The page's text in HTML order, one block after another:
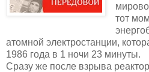
тот
атомной электростанции,
1986 года в 1 ночи 23 минуты.
Сразу же после взрыва